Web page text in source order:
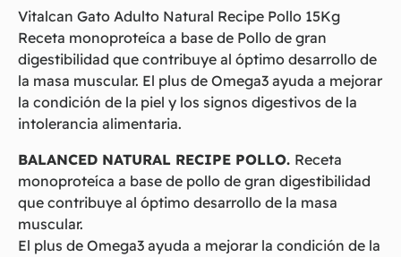
Vitalcan Gato Adulto Natural Recipe Pollo 15Kg
Receta monoproteíca a base de Pollo de gran
digestibilidad que contribuye al óptimo desarrollo de
la masa muscular. El plus de Omega3 ayuda a mejorar
la condición de la piel y los signos digestivos de la
intolerancia alimentaria.
BALANCED NATURAL RECIPE POLLO. Receta
monoproteíca a base de pollo de gran digestibilidad
que contribuye al óptimo desarrollo de la masa
muscular.
El plus de Omega3 ayuda a mejorar la condición de la